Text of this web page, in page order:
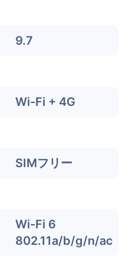
9.7
Wi-Fi + 4G
SIMフリー
Wi-Fi 6
802.11a/b/g/n/ac